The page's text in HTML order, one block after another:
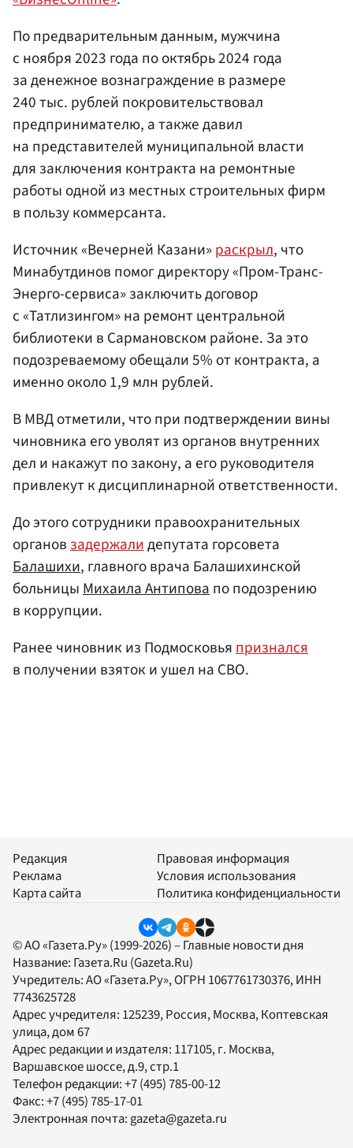
По предварительным данным, мужчина
с ноября 2023 года по октябрь 2024 года
за денежное вознаграждение в размере
240 тыс. рублей покровительствовал
предпринимателю, а также давил
на представителей муниципальной власти
для заключения контракта на ремонтные
работы одной из местных строительных фирм
в пользу коммерсанта.
Источник «Вечерней Казани»раскрыл, что
Минабутдинов помог директору «Пром-Транс-
Энерго-сервиса» заключить договор
с «Татлизингом» на ремонт центральной
библиотеки в Сармановском районе. За это
подозреваемому обещали 5% от контракта, а
именно около 1,9 млн рублей.
В МВД отметили, что при подтверждении вины
чиновника его уволят из органов внутренних
дел и накажут по закону, а его руководителя
привлекут к дисциплинарной ответственности.
До этого сотрудники правоохранительных
органовзадержалидепутата горсовета
Балашихи, главного врача Балашихинской
больницыМихаила Антиповапо подозрению
в коррупции.
Ранее чиновник из Подмосковьяпризнался
в получении взяток и ушел на СВО.
Редакция
Реклама
Карта сайта
Правовая информация
Условия использования
Политика конфиденциальности
© АО «Газета.Ру» (1999-2026) – Главные новости дня
Название: Газета.Ru (Gazeta.Ru)
Учредитель:АО «Газета.Ру», ОГРН 1067761730376, ИНН
7743625728
Адрес учредителя: 125239, Россия, Москва, Коптевская
улица, дом 67
Адрес редакции и издателя: 117105, г. Москва,
Варшавское шоссе, д.9, стр.1
Телефон редакции:+7 (495) 785-00-12
Факс:+7 (495) 785-17-01
Электронная почта:gazeta@gazeta.ru